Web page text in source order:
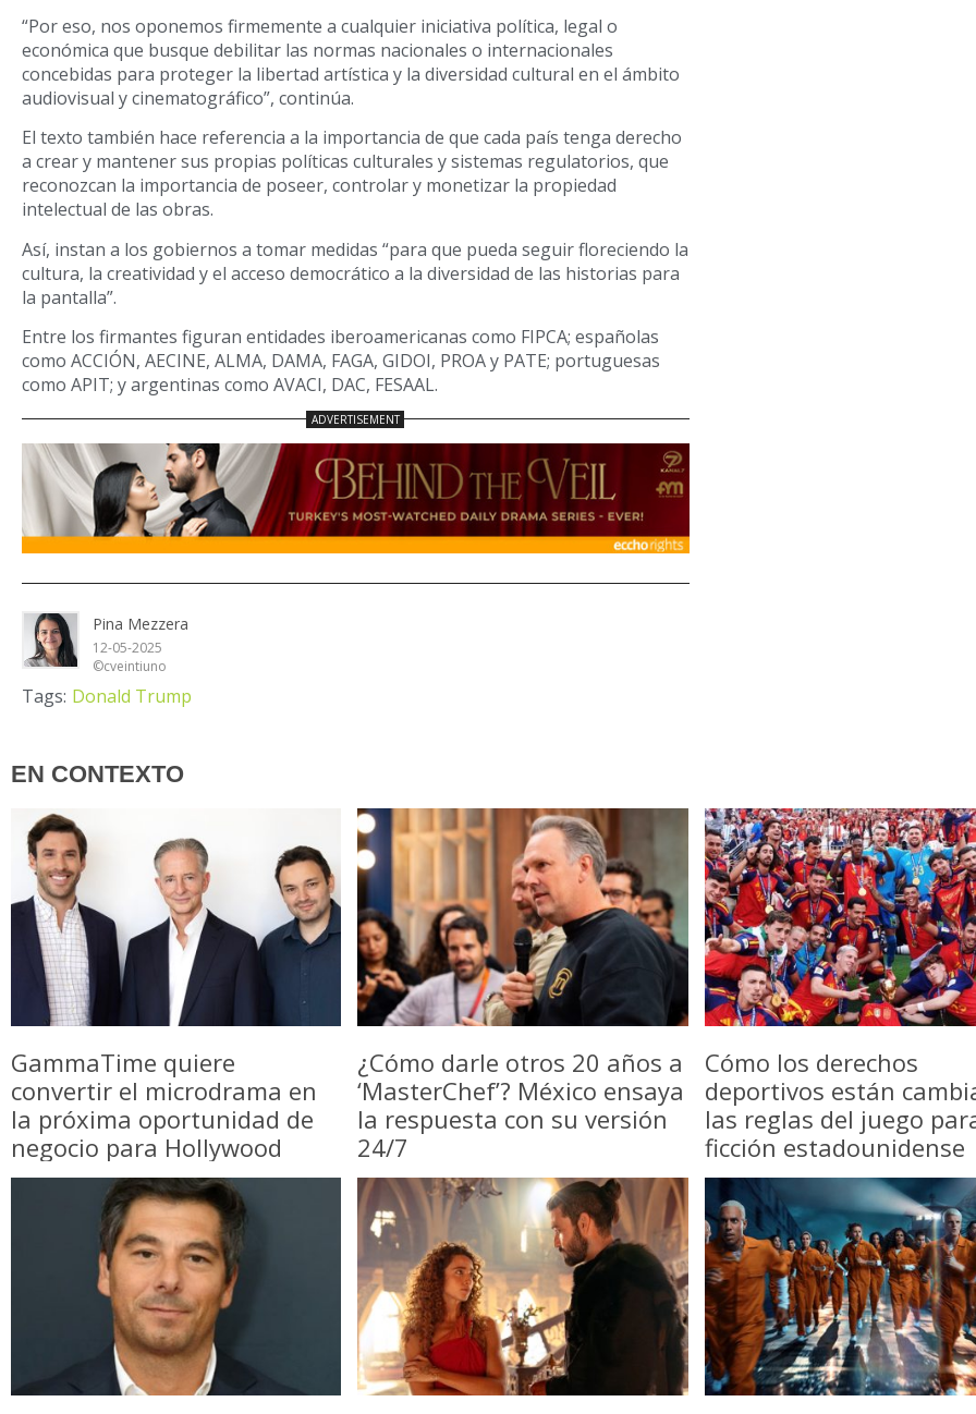
“Por eso, nos oponemos firmemente a cualquier iniciativa política, legal o
económica que busque debilitar las normas nacionales o internacionales
concebidas para proteger la libertad artística y la diversidad cultural en el ámbito
audiovisual y cinematográfico”, continúa.
El texto también hace referencia a la importancia de que cada país tenga derecho
a crear y mantener sus propias políticas culturales y sistemas regulatorios, que
reconozcan la importancia de poseer, controlar y monetizar la propiedad
intelectual de las obras.
Así, instan a los gobiernos a tomar medidas “para que pueda seguir floreciendo la
cultura, la creatividad y el acceso democrático a la diversidad de las historias para
la pantalla”.
Entre los firmantes figuran entidades iberoamericanas como FIPCA; españolas
como ACCIÓN, AECINE, ALMA, DAMA, FAGA, GIDOI, PROA y PATE; portuguesas
como APIT; y argentinas como AVACI, DAC, FESAAL.
Pina Mezzera
12-05-2025
©cveintiuno
Tags: Donald Trump
EN CONTEXTO
GammaTime quiere
convertir el microdrama en
la próxima oportunidad de
negocio para Hollywood
¿Cómo darle otros 20 años a
‘MasterChef’? México ensaya
la respuesta con su versión
24/7
Cómo los derechos
deportivos están
las reglas del juego
ficción estadounidense